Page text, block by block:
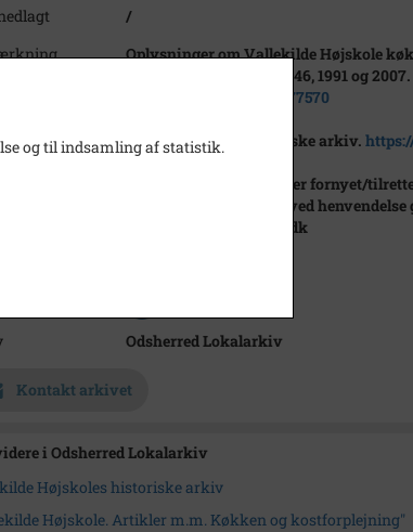
/
Oplysninger om Vallekilde Højskole
findes i årsskrifterne 1946, 1991 og 2007.
https://arkiv.dk/vis/5277570
Hele højskolens historiske arkiv.
Arkivalierne er p.t. under fornyet/
Oplysning om indhold ved
lokalarkiv@vallekilde.dk
Odsherred Lokalarkiv
Kontakt arkivet
i Odsherred Lokalarkiv
Højskoles historiske arkiv
Højskole. Artikler m.m. Køkken og kostforplejning"
og til indsamling af statistik.